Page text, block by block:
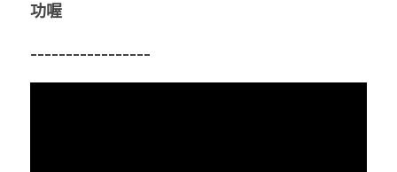
功喔
-----------------